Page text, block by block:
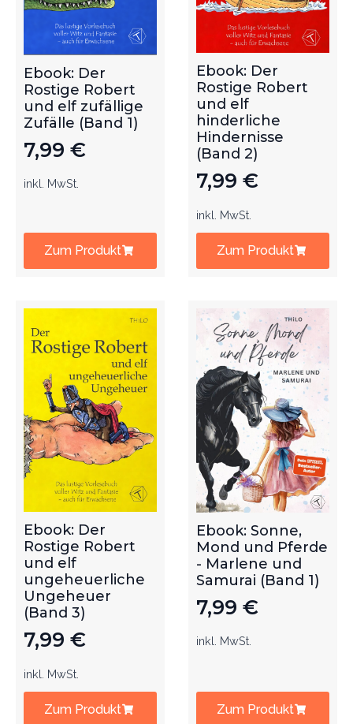
Ebook: Der
Rostige Robert
und elf zufällige
Zufälle (Band 1)
7,99 €
inkl. MwSt.
Zum Produkt
Ebook: Der
Rostige Robert
und elf
hinderliche
Hindernisse
(Band 2)
7,99 €
inkl. MwSt.
Zum Produkt
Ebook: Der
Rostige Robert
und elf
ungeheuerliche
Ungeheuer
(Band 3)
7,99 €
inkl. MwSt.
Zum Produkt
Ebook: Sonne,
Mond und Pferde
- Marlene und
Samurai (Band 1)
7,99 €
inkl. MwSt.
Zum Produkt